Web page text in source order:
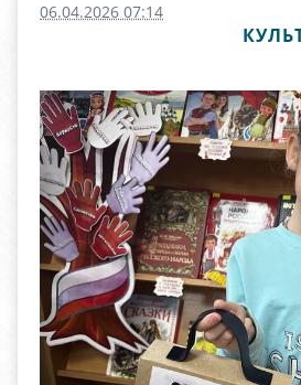
06.04.2026 07:14